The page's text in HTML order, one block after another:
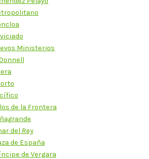
Ministerios
de la Frontera
del Rey
de España
de Vergara